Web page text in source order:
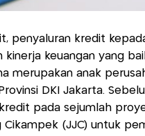
penyaluran kredit
kinerja keuangan yang
merupakan anak
DKI Jakarta.
pada sejumlah
Cikampek (JJC) untuk